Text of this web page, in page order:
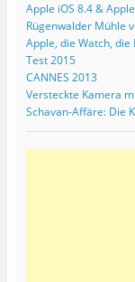
Apple iOS 8.4 &
Rügenwalder Mühle
Apple, die Watch, die
Test 2015
CANNES 2013
Versteckte Kamera
Schavan-Affäre: Die